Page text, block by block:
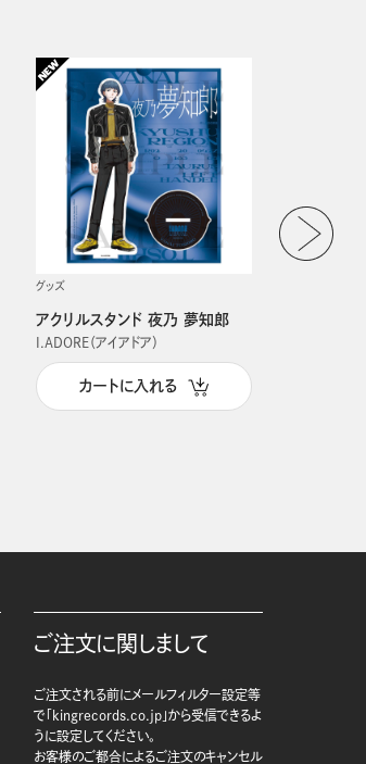
グッズ
アクリルスタンド 夜乃 夢知郎
I.ADORE（アイアドア）
カートに入れる
ご注文に関しまして
ご注文される前にメールフィルター設定等
で「kingrecords.co.jp」から受信できるよ
うに設定してください。
お客様のご都合によるご注文のキャンセル